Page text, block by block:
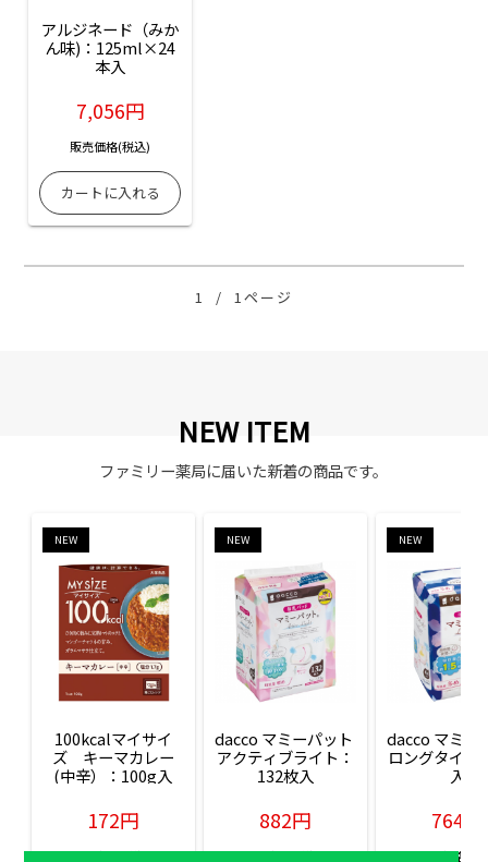
アルジネード（みか
ん味)：125ml×24
本入
7,056円
販売価格(税込)
1 / 1ページ
NEW ITEM
ファミリー薬局に届いた新着の商品です。
NEW
100kcalマイサイ
ズ　キーマカレー
(中辛）：100g入
172円
販売価格(税込)
NEW
dacco マミーパット
アクティブライト：
132枚入
882円
販売価格(税込)
NEW
dacco マミー
ロングタイム
入
764円
販売価格(税